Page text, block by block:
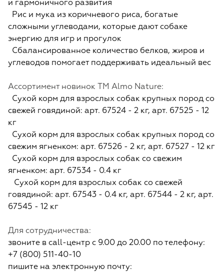
и гармоничного развития
Рис и мука из коричневого риса, богатые
сложными углеводами, которые дают собаке
энергию для игр и прогулок
Сбалансированное количество белков, жиров и
углеводов помогает поддерживать идеальный вес
Ассортимент новинок TM Almo Nature:
Сухой корм для взрослых собак крупных пород со
свежей говядиной: арт. 67524 - 2 кг, арт. 67525 - 12
кг
Сухой корм для взрослых собак крупных пород со
свежим ягненком: арт. 67526 - 2 кг, арт. 67527 - 12 кг
Сухой корм для взрослых собак со свежим
ягненком: арт. 67534 - 0.4 кг
Сухой корм для взрослых собак со свежей
говядиной: арт. 67543 - 0.4 кг, арт. 67544 - 2 кг, арт.
67545 - 12 кг
Для сотрудничества:
звоните в call-центр с 9.00 до 20.00 по телефону:
+7 (800) 511-40-10
пишите на электронную почту: